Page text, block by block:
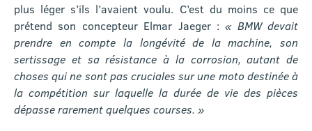
plus léger s’ils l’avaient voulu. C’est du moins ce que
prétend son concepteur Elmar Jaeger :« BMW devait
prendre en compte la longévité de la machine, son
sertissage et sa résistance à la corrosion, autant de
choses qui ne sont pas cruciales sur une moto destinée à
la compétition sur laquelle la durée de vie des pièces
dépasse rarement quelques courses. »